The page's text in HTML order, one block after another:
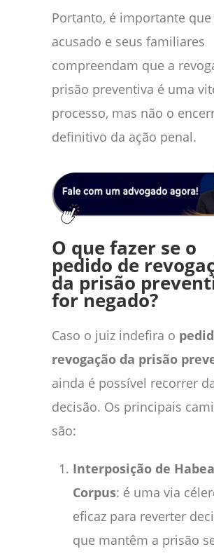
Portanto, é importante que
acusado e seus familiares
compreendam que a
prisão preventiva é uma
processo, mas não o
definitivo da ação penal.
O que fazer se o
pedido de
da prisão
for negado?
Caso o juiz indefira o
revogação da prisão
ainda é possível recorrer
decisão. Os principais
são:
Interposição de
Corpus: é uma via
eficaz para reverter
que mantêm a prisão